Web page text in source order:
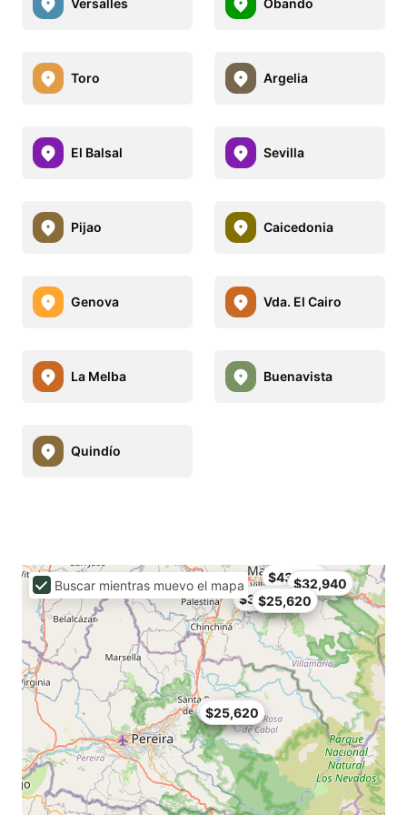
Versalles Obando
Toro Argelia
El Balsal Sevilla
Pijao Caicedonia
Genova Vda. El Cairo
La Melba Buenavista
Quindío
$25,620
$25,620
$25,620
$32,940
$36,600
$43,920
Buscar mientras muevo el mapa